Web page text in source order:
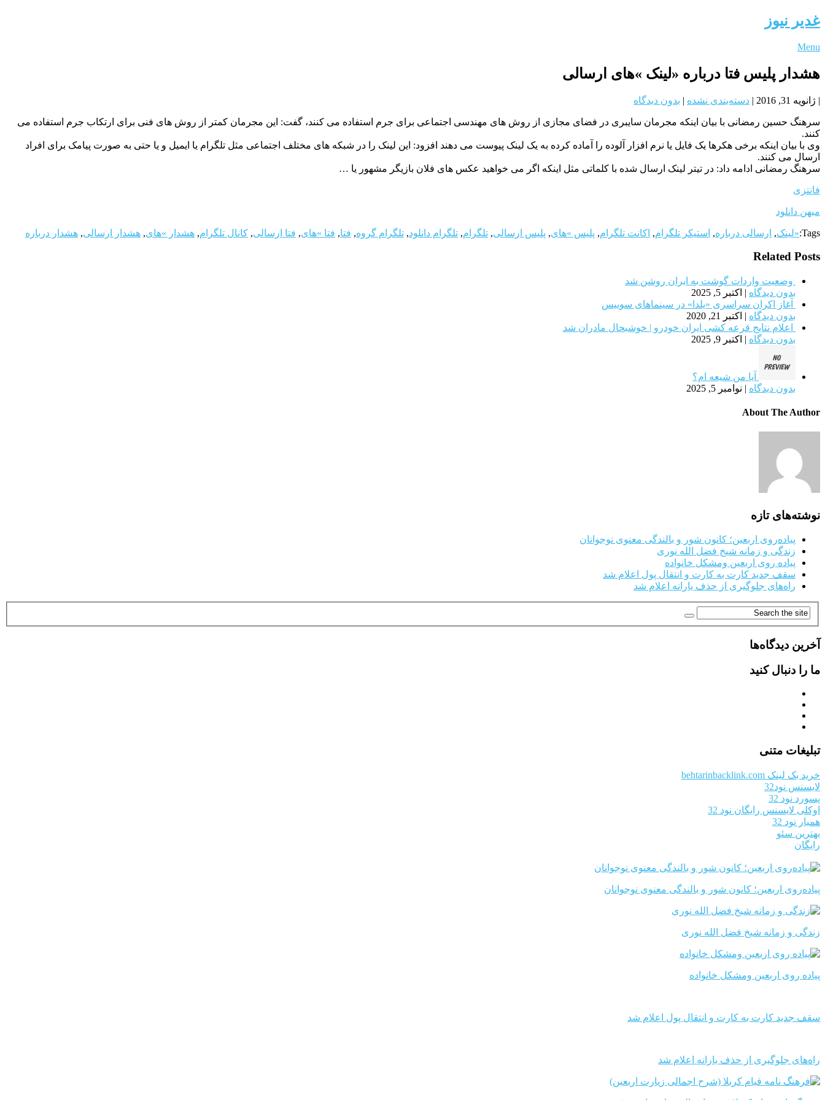
غدیر نیوز
Menu
هشدار پلیس فتا درباره «لینک »های ارسالی
| ژانویه 31, 2016 | دسته‌بندی نشده | بدون دیدگاه
سرهنگ حسین رمضانی با بیان اینکه مجرمان سایبری در فضای مجازی از روش های مهندسی اجتماعی برای جرم استفاده می کنند، گفت: این مجرمان کمتر از روش های فنی برای ارتکاب جرم استفاده می
کنند.
وی با بیان اینکه برخی هکرها یک فایل یا نرم افزار آلوده را آماده کرده به یک لینک پیوست می دهند افزود: این لینک را در شبکه های مختلف اجتماعی مثل تلگرام یا ایمیل و یا حتی به صورت پیامک برای افراد
ارسال می کنند.
سرهنگ رمضانی ادامه داد: در تیتر لینک ارسال شده با کلماتی مثل اینکه اگر می خواهید عکس های فلان بازیگر مشهور یا …
فانتزی
میهن دانلود
Tags: «لینک, ارسالی درباره, استیکر تلگرام, اکانت تلگرام, پلیس »های, پلیس ارسالی, تلگرام, تلگرام دانلود, تلگرام گروه, فتا, فتا »های, فتا ارسالی, کانال تلگرام, هشدار »های, هشدار ارسالی, هشدار درباره
Related Posts
وضعیت واردات گوشت به ایران روشن شد
بدون دیدگاه | اکتبر 5, 2025
آغاز اکران سراسری «یلدا» در سینماهای سوییس
بدون دیدگاه | اکتبر 21, 2020
اعلام نتایج قرعه کشی ایران خودرو | خوشبحال مادران شد
بدون دیدگاه | اکتبر 9, 2025
آیا من شیعه ام؟
بدون دیدگاه | نوامبر 5, 2025
About The Author
نوشته‌های تازه
پیاده‌روی اربعین؛ کانون شور و بالندگی معنوی نوجوانان
زندگی و زمانه شیخ فضل الله نوری
پیاده روی اربعین ومشکل خانواده
سقف جدید کارت به کارت و انتقال پول اعلام شد
راه‌های جلوگیری از حذف یارانه اعلام شد
آخرین دیدگاه‌ها
ما را دنبال کنید
تبلیغات متنی
خرید بک لینک behtarinbacklink.com
لایسنس نود32
پسورد نود 32
اوکلی لایسنس رایگان نود 32
همیار نود 32
بهترین سئو
رایگان
پیاده‌روی اربعین؛ کانون شور و بالندگی معنوی نوجوانان
زندگی و زمانه شیخ فضل الله نوری
پیاده روی اربعین ومشکل خانواده
سقف جدید کارت به کارت و انتقال پول اعلام شد
راه‌های جلوگیری از حذف یارانه اعلام شد